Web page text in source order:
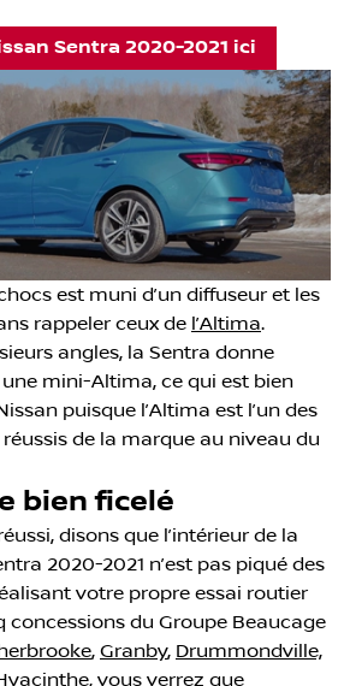
Sentra 2020-2021 ici
est muni d’un diffuseur et les
rappeler ceux de l’Altima.
angles, la Sentra donne
une mini-Altima, ce qui est bien
puisque l’Altima est l’un des
de la marque au niveau du
bien ficelé
disons que l’intérieur de la
2020-2021 n’est pas piqué des
votre propre essai routier
concessions du Groupe Beaucage
, Granby, Drummondville,
, vous verrez que